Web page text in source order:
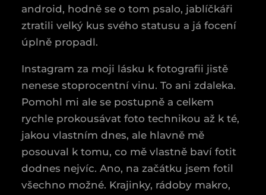
android, hodně se o tom psalo, jablíčkáři
ztratili velký kus svého statusu a já focení
úplně propadl.
Instagram za moji lásku k fotografii jistě
nenese stoprocentní vinu. To ani zdaleka.
Pomohl mi ale se postupně a celkem
rychle prokousávat foto technikou až k té,
jakou vlastním dnes, ale hlavně mě
posouval k tomu, co mě vlastně baví fotit
dodnes nejvíc. Ano, na začátku jsem fotil
všechno možné. Krajinky, rádoby makro,